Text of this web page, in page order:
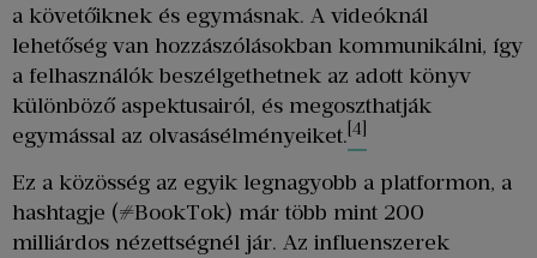
a követőiknek és egymásnak. A videóknál
lehetőség van hozzászólásokban kommunikálni, így
a felhasználók beszélgethetnek az adott könyv
különböző aspektusairól, és megoszthatják
egymással az olvasásélményeiket. [4]
Ez a közösség az egyik legnagyobb a platformon, a
hashtagje (#BookTok) már több mint 200
milliárdos nézettségnél jár. Az influenszerek